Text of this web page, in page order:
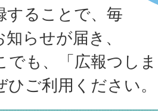
することで、毎
らせが届き、
でも、「広報つし
ひご利用ください。